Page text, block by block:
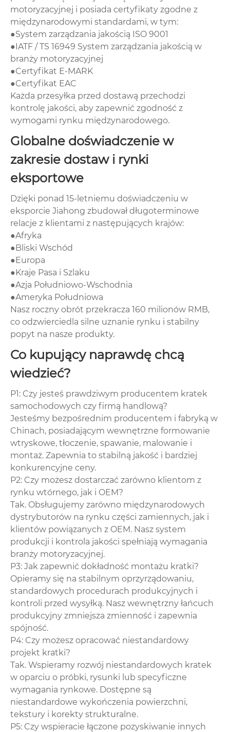
motoryzacyjnej i posiada certyfikaty zgodne z
międzynarodowymi standardami, w tym:
●System zarządzania jakością ISO 9001
●IATF / TS 16949 System zarządzania jakością w
branży motoryzacyjnej
●Certyfikat E-MARK
●Certyfikat EAC
Każda przesyłka przed dostawą przechodzi
kontrolę jakości, aby zapewnić zgodność z
wymogami rynku międzynarodowego.
Globalne doświadczenie w
zakresie dostaw i rynki
eksportowe
Dzięki ponad 15-letniemu doświadczeniu w
eksporcie Jiahong zbudował długoterminowe
relacje z klientami z następujących krajów:
●Afryka
●Bliski Wschód
●Europa
●Kraje Pasa i Szlaku
●Azja Południowo-Wschodnia
●Ameryka Południowa
Nasz roczny obrót przekracza 160 milionów RMB,
co odzwierciedla silne uznanie rynku i stabilny
popyt na nasze produkty.
Co kupujący naprawdę chcą
wiedzieć?
P1: Czy jesteś prawdziwym producentem kratek
samochodowych czy firmą handlową?
Jesteśmy bezpośrednim producentem i fabryką w
Chinach, posiadającym wewnętrzne formowanie
wtryskowe, tłoczenie, spawanie, malowanie i
montaż. Zapewnia to stabilną jakość i bardziej
konkurencyjne ceny.
P2: Czy możesz dostarczać zarówno klientom z
rynku wtórnego, jak i OEM?
Tak. Obsługujemy zarówno międzynarodowych
dystrybutorów na rynku części zamiennych, jak i
klientów powiązanych z OEM. Nasz system
produkcji i kontrola jakości spełniają wymagania
branży motoryzacyjnej.
P3: Jak zapewnić dokładność montażu kratki?
Opieramy się na stabilnym oprzyrządowaniu,
standardowych procedurach produkcyjnych i
kontroli przed wysyłką. Nasz wewnętrzny łańcuch
produkcyjny zmniejsza zmienność i zapewnia
spójność.
P4: Czy możesz opracować niestandardowy
projekt kratki?
Tak. Wspieramy rozwój niestandardowych kratek
w oparciu o próbki, rysunki lub specyficzne
wymagania rynkowe. Dostępne są
niestandardowe wykończenia powierzchni,
tekstury i korekty strukturalne.
P5: Czy wspieracie łączone pozyskiwanie innych